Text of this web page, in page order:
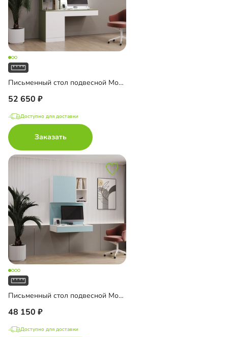
Письменный стол подвесной Мобаро-5
52 650
Доступно для доставки
Заказать
Письменный стол подвесной Мобаро-6
48 150
Доступно для доставки